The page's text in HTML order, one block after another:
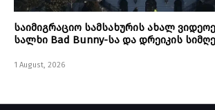
საიმიგრაციო სამსახურის ახალ
სალხი Bad Bunny-სა და დრეიკის
1 August, 2026